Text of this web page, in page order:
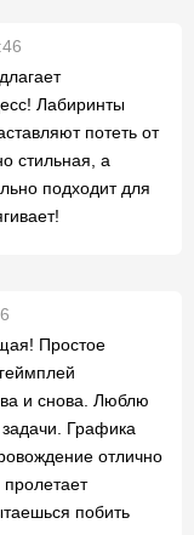
Лабиринты
потеть от
стильная, а
подходит для
Простое
и снова. Люблю
Графика
отлично
побить